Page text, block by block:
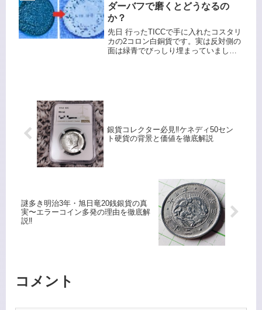
ダーバフで磨くとどうなるの
か？
先日 行ったTICCで手に入れたコスタリ
カの2コロン白銅貨です。実は反対側の
面は緑青でびっしり埋まっていまし
銀貨コレクター必見‼️ケネディ50セン
ト硬貨の背景と価値を徹底解説
謎多き明治3年・旭日竜20銭銀貨の真
実〜エラーコイン多発の理由を徹底解
説‼️
コメント